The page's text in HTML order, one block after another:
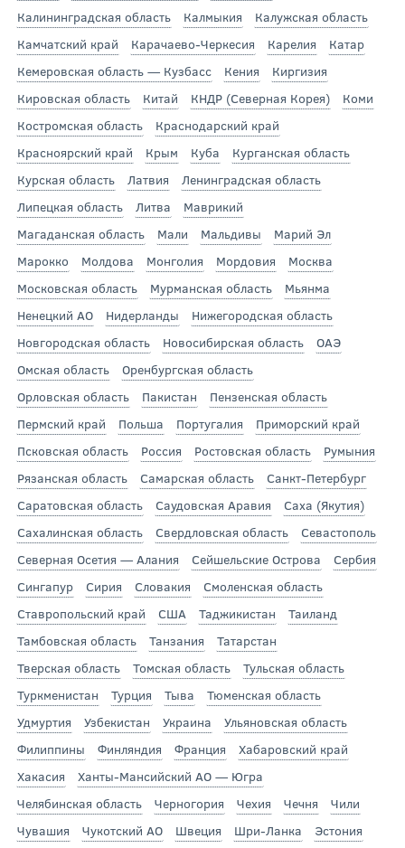
Калининградская область
Калмыкия
Калужская область
Камчатский край
Карачаево-Черкесия Карелия
Катар
Кемеровская область — Кузбасс
Кения
Киргизия
Кировская область
Китай КНДР (Северная Корея)
Коми
Костромская область
Краснодарский край
Красноярский край
Крым Куба
Курганская область
Курская область
Латвия
Ленинградская область
Липецкая область
Литва
Маврикий
Магаданская область
Мали Мальдивы
Марий Эл
Марокко
Молдова Монголия Мордовия
Москва
Московская область
Мурманская область
Мьянма
Ненецкий АО
Нидерланды
Нижегородская область
Новгородская область
Новосибирская область
ОАЭ
Омская область
Оренбургская область
Орловская область
Пакистан
Пензенская область
Пермский край
Польша Португалия
Приморский край
Псковская область
Россия Ростовская область
Румыния
Рязанская область
Самарская область
Санкт-Петербург
Саратовская область
Саудовская Аравия
Саха (Якутия)
Сахалинская область
Свердловская область
Севастополь
Северная Осетия — Алания
Сейшельские Острова
Сербия
Сингапур
Сирия Словакия
Смоленская область
Ставропольский край
США Таджикистан
Таиланд
Тамбовская область
Танзания
Татарстан
Тверская область
Томская область
Тульская область
Туркменистан
Турция Тыва
Тюменская область
Удмуртия
Узбекистан Украина
Ульяновская область
Филиппины
Финляндия Франция
Хабаровский край
Хакасия
Ханты-Мансийский АО — Югра
Челябинская область
Черногория Чехия Чечня
Чили
Чувашия
Чукотский АО Швеция Шри-Ланка
Эстония